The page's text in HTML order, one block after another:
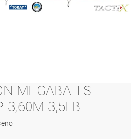
MEGABAITS
3,60M 3,5LB